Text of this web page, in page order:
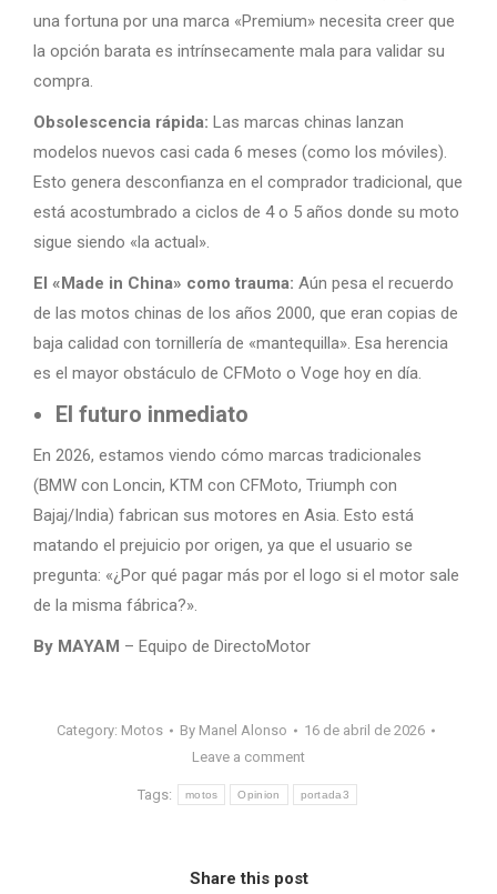
una fortuna por una marca «Premium» necesita creer que
la opción barata es intrínsecamente mala para validar su
compra.
Obsolescencia rápida: Las marcas chinas lanzan
modelos nuevos casi cada 6 meses (como los móviles).
Esto genera desconfianza en el comprador tradicional, que
está acostumbrado a ciclos de 4 o 5 años donde su moto
sigue siendo «la actual».
El «Made in China» como trauma: Aún pesa el recuerdo
de las motos chinas de los años 2000, que eran copias de
baja calidad con tornillería de «mantequilla». Esa herencia
es el mayor obstáculo de CFMoto o Voge hoy en día.
El futuro inmediato
En 2026, estamos viendo cómo marcas tradicionales
(BMW con Loncin, KTM con CFMoto, Triumph con
Bajaj/India) fabrican sus motores en Asia. Esto está
matando el prejuicio por origen, ya que el usuario se
pregunta: «¿Por qué pagar más por el logo si el motor sale
de la misma fábrica?».
By MAYAM – Equipo de DirectoMotor
Category: Motos By Manel Alonso
16 de abril de 2026
Leave a comment
Tags: motos Opinion portada3
Share this post